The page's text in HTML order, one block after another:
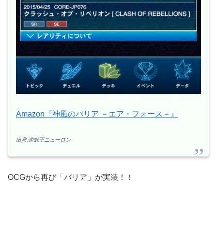
Amazon『神風のバリア －エア・フォース－』
出典:遊戯王ニューロン
OCGから再び「バリア」が実装！！